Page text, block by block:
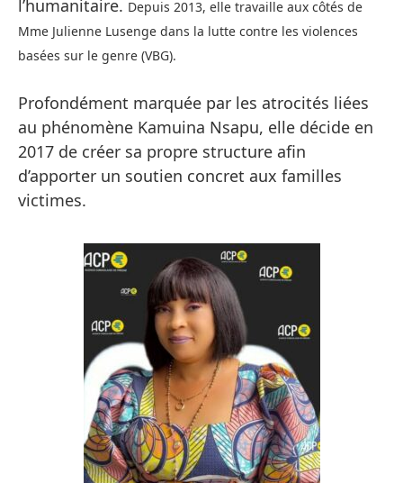
l’humanitaire. Depuis 2013, elle travaille aux côtés de
Mme Julienne Lusenge dans la lutte contre les violences
basées sur le genre (VBG).
Profondément marquée par les atrocités liées
au phénomène Kamuina Nsapu, elle décide en
2017 de créer sa propre structure afin
d’apporter un soutien concret aux familles
victimes.